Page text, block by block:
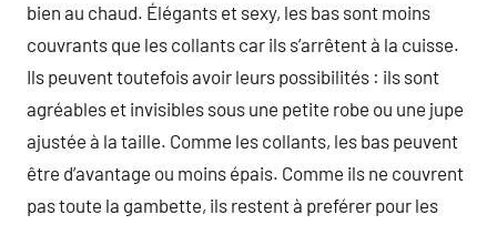
bien au chaud. Élégants et sexy, les bas sont moins
couvrants que les collants car ils s’arrêtent à la cuisse.
Ils peuvent toutefois avoir leurs possibilités : ils sont
agréables et invisibles sous une petite robe ou une jupe
ajustée à la taille. Comme les collants, les bas peuvent
être d’avantage ou moins épais. Comme ils ne couvrent
pas toute la gambette, ils restent à preférer pour les